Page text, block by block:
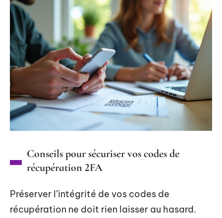
Conseils pour sécuriser vos codes de
récupération 2FA
Préserver l’intégrité de vos codes de
récupération ne doit rien laisser au hasard.